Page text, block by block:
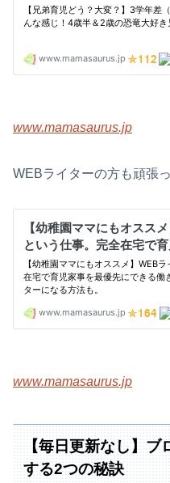
www.mamasaurus.jp
WEBライターの方も頑張
www.mamasaurus.jp
【毎日更新なし】
する2つの秘訣